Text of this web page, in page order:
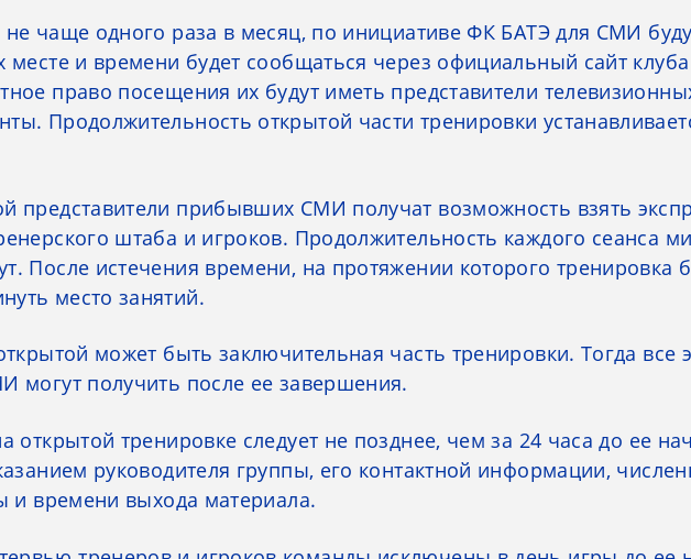
чаще одного раза в месяц, по инициативе ФК БАТЭ для СМИ
месте и времени будет сообщаться через официальный сайт
право посещения их будут иметь представители
Продолжительность открытой части тренировки
представители прибывших СМИ получат возможность взять
штаба и игроков. Продолжительность каждого сеанса
После истечения времени, на протяжении которого тренировка
место занятий.
может быть заключительная часть тренировки. Тогда все
могут получить после ее завершения.
открытой тренировке следует не позднее, чем за 24 часа до ее
руководителя группы, его контактной информации,
и времени выхода материала.